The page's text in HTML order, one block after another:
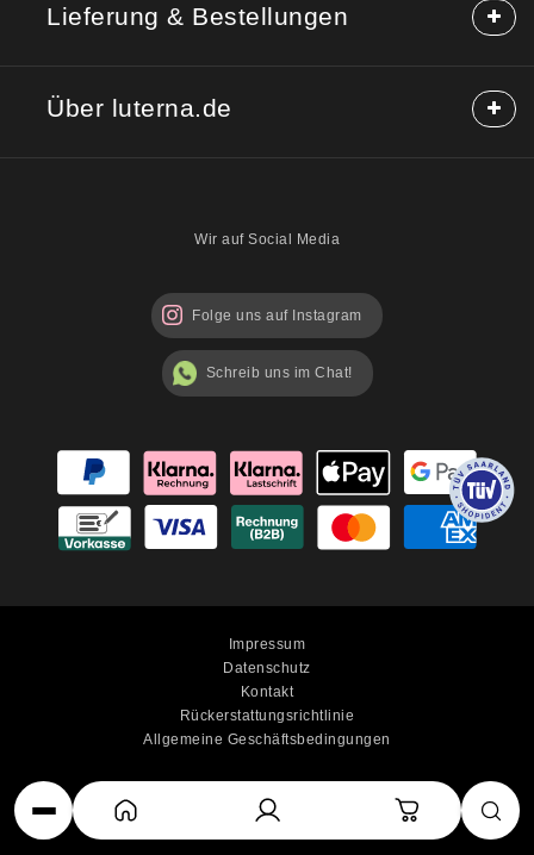
Hilfe & Kontakt
Rücksendung
Lieferung & Bestellungen
Rabattcodes
Über luterna.de
Wir auf Social Media
Folge uns auf Instagram
Schreib uns im Chat!
© 2025 luterna.de - All rights reserved
Impressum
Datenschutz
Kontakt
Rückerstattungsrichtlinie
Allgemeine Geschäftsbedingungen